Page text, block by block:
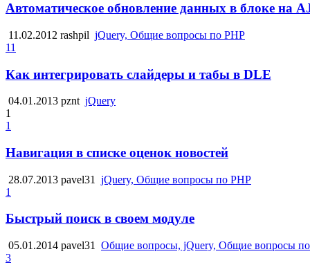
Автоматическое обновление данных в блоке на
11.02.2012 rashpil jQuery, Общие вопросы по PHP
11
Как интегрировать слайдеры и табы в DLE
04.01.2013 pznt jQuery
1
1
Навигация в списке оценок новостей
28.07.2013 pavel31
jQuery, Общие вопросы по PHP
1
Быстрый поиск в своем модуле
05.01.2014 pavel31
Общие вопросы, jQuery, Общие вопросы
3